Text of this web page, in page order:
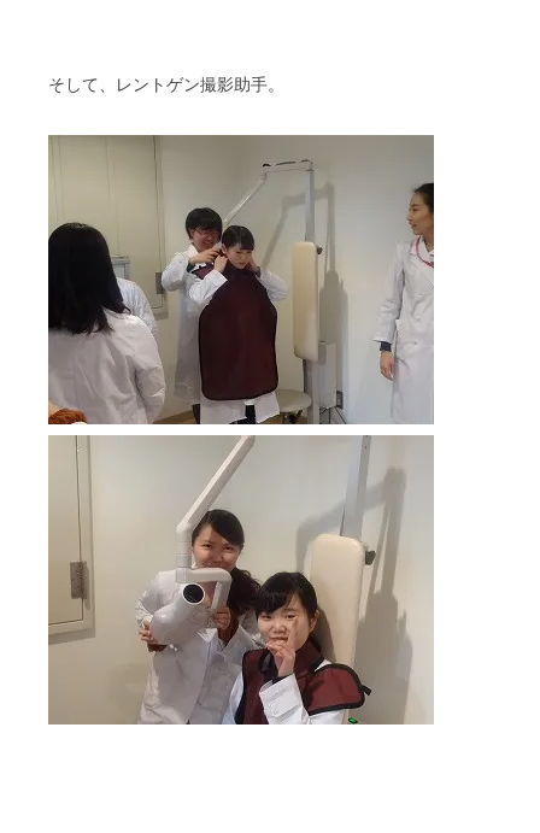
そして、レントゲン撮影助手。